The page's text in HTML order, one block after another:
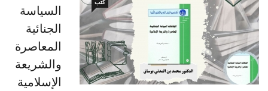
كتب
السياسة
الجنائية
المعاصرة
والشريعة
الإسلامية